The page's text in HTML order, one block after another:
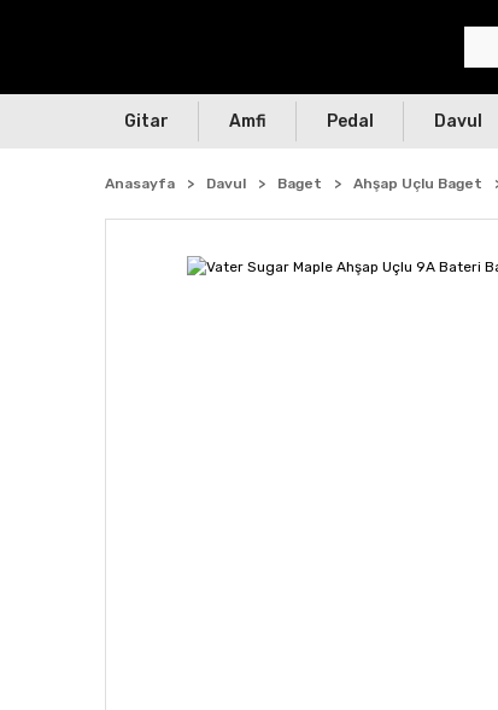
Gitar Amfi Pedal Davul
Anasayfa Davul Baget Ahşap Uçlu Baget